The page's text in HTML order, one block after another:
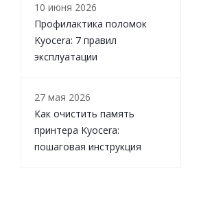
10 июня 2026
Профилактика поломок
Kyocera: 7 правил
эксплуатации
27 мая 2026
Как очистить память
принтера Kyocera:
пошаговая инструкция